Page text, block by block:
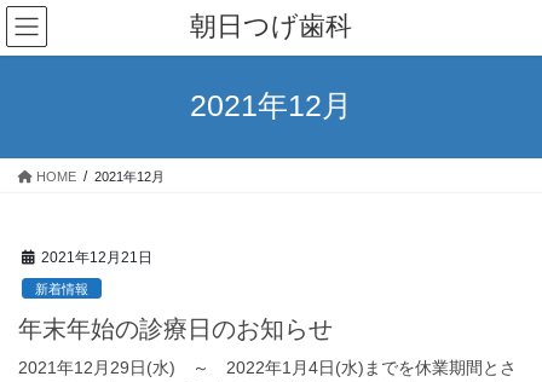
コ
ン
テ
ス
ナ
ビ
ゲ
ン
朝日つげ歯科
2021年12月
HOME 2021年12月
2021年12月21日
新着情報
年末年始の診療日のお知らせ
2021年12月29日(水) ～ 2022年1月4日(水)までを休業期間とさ